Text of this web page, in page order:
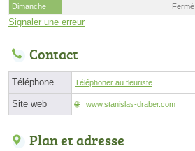
Dimanche
Fermé
Signaler une erreur
Contact
Téléphone Téléphoner au fleuriste
Site web www.stanislas-draber.com
Plan et adresse